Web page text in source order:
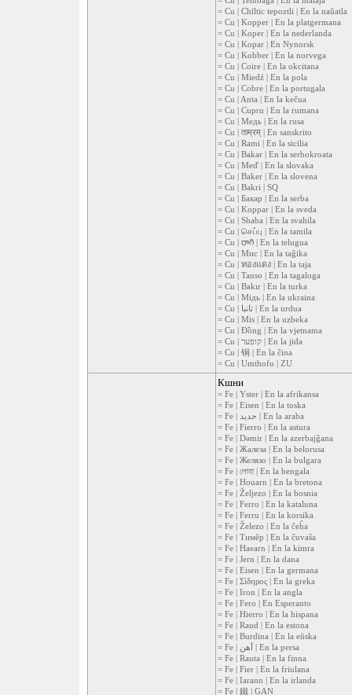
= Cu | Chīltic tepoztli | En la naŭatla
= Cu | Kopper | En la platgermana
= Cu | Koper | En la nederlanda
= Cu | Kopar | En Nynorsk
= Cu | Kobber | En la norvega
= Cu | Coire | En la okcitana
= Cu | Miedź | En la pola
= Cu | Cobre | En la portugala
= Cu | Anta | En la keĉua
= Cu | Cupru | En la rumana
= Cu | Медь | En la rusa
= Cu | ताम्रम् | En sanskrito
= Cu | Rami | En la sicilia
= Cu | Bakar | En la serbokroata
= Cu | Meď | En la slovaka
= Cu | Baker | En la slovena
= Cu | Bakri | SQ
= Cu | Бакар | En la serba
= Cu | Koppar | En la sveda
= Cu | Shaba | En la svahila
= Cu | செப்பு | En la tamila
= Cu | రాగి | En la telugua
= Cu | Мис | En la taĝika
= Cu | ทองแดง | En la taja
= Cu | Tanso | En la tagaloga
= Cu | Bakır | En la turka
= Cu | Мідь | En la ukraina
= Cu | تانبا | En la urdua
= Cu | Mis | En la uzbeka
= Cu | Đồng | En la vjetnama
= Cu | קופער | En la jida
= Cu | 铜 | En la ĉina
= Cu | Umthofu | ZU
Кшни
= Fe | Yster | En la afrikansa
= Fe | Eisen | En la toska
= Fe | حديد | En la araba
= Fe | Fierro | En la astura
= Fe | Dəmir | En la azerbajĝana
= Fe | Жалеза | En la belorusa
= Fe | Желязо | En la bulgara
= Fe | লোহা | En la bengala
= Fe | Houarn | En la bretona
= Fe | Željezo | En la bosnia
= Fe | Ferro | En la kataluna
= Fe | Ferru | En la korsika
= Fe | Železo | En la ĉeĥa
= Fe | Тимĕр | En la ĉuvaŝa
= Fe | Haearn | En la kimra
= Fe | Jern | En la dana
= Fe | Eisen | En la germana
= Fe | Σίδηρος | En la greka
= Fe | Iron | En la angla
= Fe | Fero | En Esperanto
= Fe | Hierro | En la hispana
= Fe | Raud | En la estona
= Fe | Burdina | En la eŭska
= Fe | آهن | En la persa
= Fe | Rauta | En la finna
= Fe | Fier | En la friulana
= Fe | Iarann | En la irlanda
= Fe | 鐵 | GAN